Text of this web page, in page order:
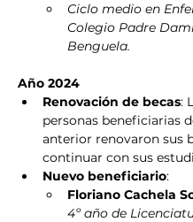
Ciclo medio en
Colegio Padre
Benguela.
Año 2024
Renovación de becas:
personas beneficiarias
anterior renovaron sus
continuar con sus
Nuevo beneficiario:
Floriano Cachela
4º año de